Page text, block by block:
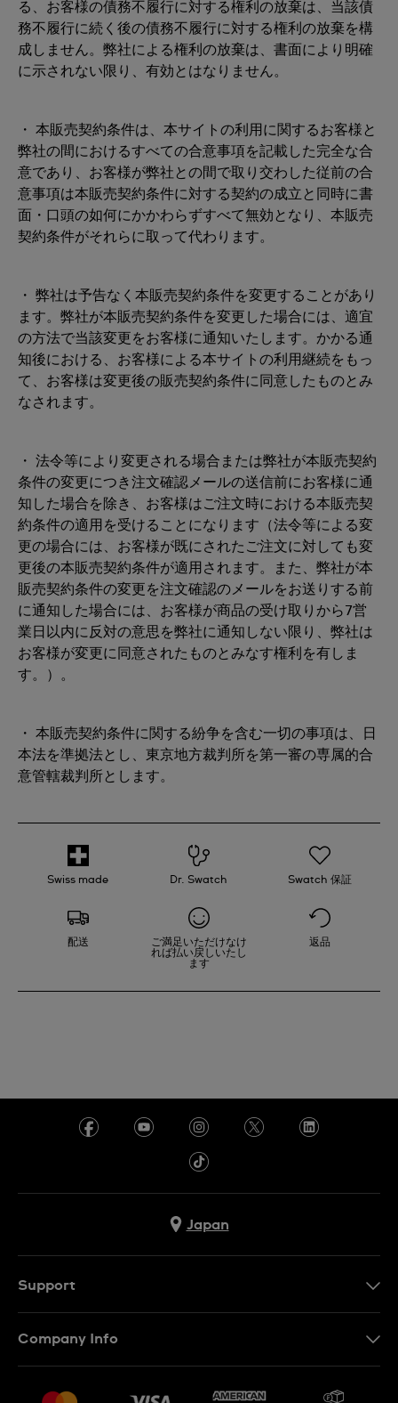
る、お客様の債務不履行に対する権利の放棄は、当該債
務不履行に続く後の債務不履行に対する権利の放棄を構
成しません。弊社による権利の放棄は、書面により明確
に示されない限り、有効とはなりません。
・ 本販売契約条件は、本サイトの利用に関するお客様と
弊社の間におけるすべての合意事項を記載した完全な合
意であり、お客様が弊社との間で取り交わした従前の合
意事項は本販売契約条件に対する契約の成立と同時に書
面・口頭の如何にかかわらずすべて無効となり、本販売
契約条件がそれらに取って代わります。
・ 弊社は予告なく本販売契約条件を変更することがあり
ます。弊社が本販売契約条件を変更した場合には、適宜
の方法で当該変更をお客様に通知いたします。かかる通
知後における、お客様による本サイトの利用継続をもっ
て、お客様は変更後の販売契約条件に同意したものとみ
なされます。
・ 法令等により変更される場合または弊社が本販売契約
条件の変更につき注文確認メールの送信前にお客様に通
知した場合を除き、お客様はご注文時における本販売契
約条件の適用を受けることになります（法令等による変
更の場合には、お客様が既にされたご注文に対しても変
更後の本販売契約条件が適用されます。また、弊社が本
販売契約条件の変更を注文確認のメールをお送りする前
に通知した場合には、お客様が商品の受け取りから7営
業日以内に反対の意思を弊社に通知しない限り、弊社は
お客様が変更に同意されたものとみなす権利を有しま
す。）。
・ 本販売契約条件に関する紛争を含む一切の事項は、日
本法を準拠法とし、東京地方裁判所を第一審の専属的合
意管轄裁判所とします。
Swiss made Dr. Swatch Swatch 保証
配送
ご満足いただけなけ
れば払い戻しいたし
ます
返品
Japan
Support
Company Info